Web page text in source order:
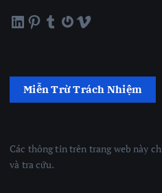
LinkedIn Pinterest Tumblr Gravatar Vimeo
Miễn Trừ Trách Nhiệm
Các thông tin trên trang web này
và tra cứu.